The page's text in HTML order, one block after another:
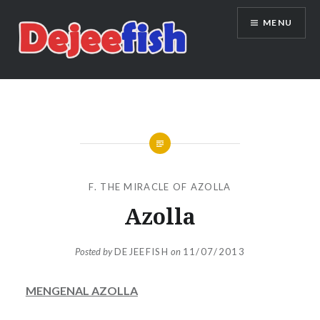
content
DEJEEFISH | PRODUSEN BENIH
MENU
F. THE MIRACLE OF AZOLLA
Azolla
Posted byDEJEEFISH on 11/07/2013
MENGENAL AZOLLA